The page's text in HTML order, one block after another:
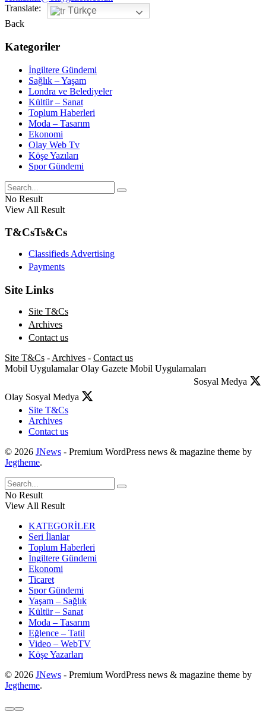
Translate:
Türkçe
Back
Kategoriler
İngiltere Gündemi
Sağlık – Yaşam
Londra ve Belediyeler
Kültür – Sanat
Toplum Haberleri
Moda – Tasarım
Ekonomi
Olay Web Tv
Köşe Yazıları
Spor Gündemi
No Result
View All Result
T&CsTs&Cs
Classifieds Advertising
Payments
Site Links
Site T&Cs
Archives
Contact us
Site T&Cs - Archives - Contact us
Mobil Uygulamalar Olay Gazete Mobil Uygulamaları
Sosyal Medya
Olay Sosyal Medya
Site T&Cs
Archives
Contact us
© 2026 JNews - Premium WordPress news & magazine theme by
Jegtheme.
No Result
View All Result
KATEGORİLER
Seri İlanlar
Toplum Haberleri
İngiltere Gündemi
Ekonomi
Ticaret
Spor Gündemi
Yaşam – Sağlık
Kültür – Sanat
Moda – Tasarım
Eğlence – Tatil
Video – WebTV
Köşe Yazarları
© 2026 JNews - Premium WordPress news & magazine theme by
Jegtheme.